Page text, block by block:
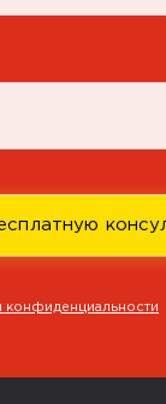
92 20
16:00
конфиденциальности